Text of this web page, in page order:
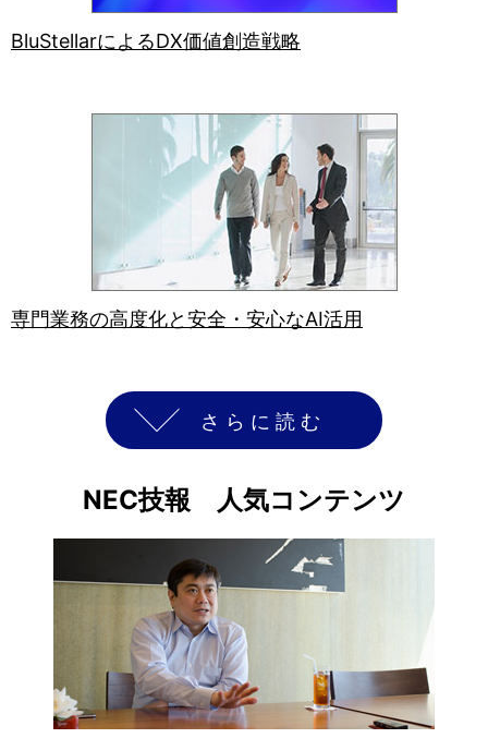
BluStellarによるDX価値創造戦略
専門業務の高度化と安全・安心なAI活用
さらに読む
NEC技報 人気コンテンツ